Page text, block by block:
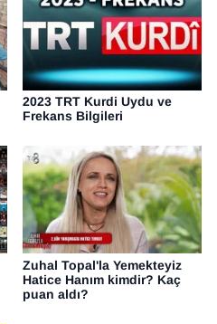
2023 TRT Kurdi Uydu ve
Frekans Bilgileri
Zuhal Topal'la Yemekteyiz
Hatice Hanım kimdir? Kaç
puan aldı?